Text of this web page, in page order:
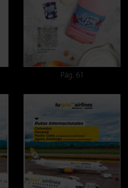
Pág. 61